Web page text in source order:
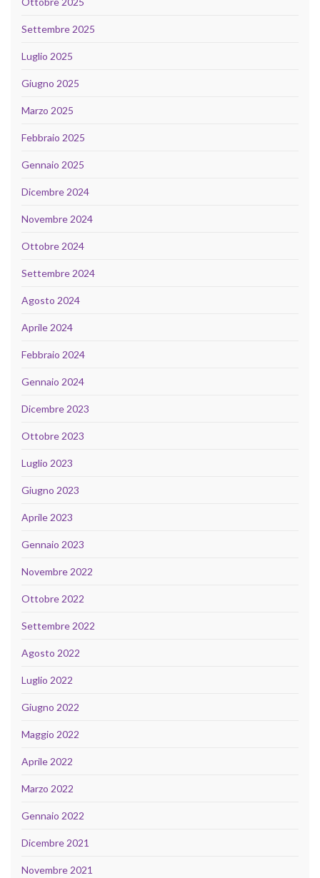
Settembre 2025
Luglio 2025
Giugno 2025
Marzo 2025
Febbraio 2025
Gennaio 2025
Dicembre 2024
Novembre 2024
Ottobre 2024
Settembre 2024
Agosto 2024
Aprile 2024
Febbraio 2024
Gennaio 2024
Dicembre 2023
Ottobre 2023
Luglio 2023
Giugno 2023
Aprile 2023
Gennaio 2023
Novembre 2022
Ottobre 2022
Settembre 2022
Agosto 2022
Luglio 2022
Giugno 2022
Maggio 2022
Aprile 2022
Marzo 2022
Gennaio 2022
Dicembre 2021
Novembre 2021